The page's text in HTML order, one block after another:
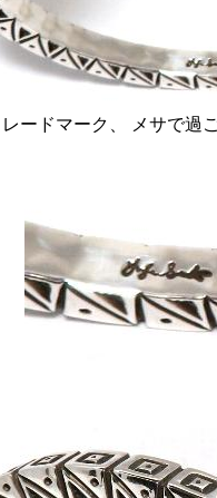
ードマーク、 メサで過